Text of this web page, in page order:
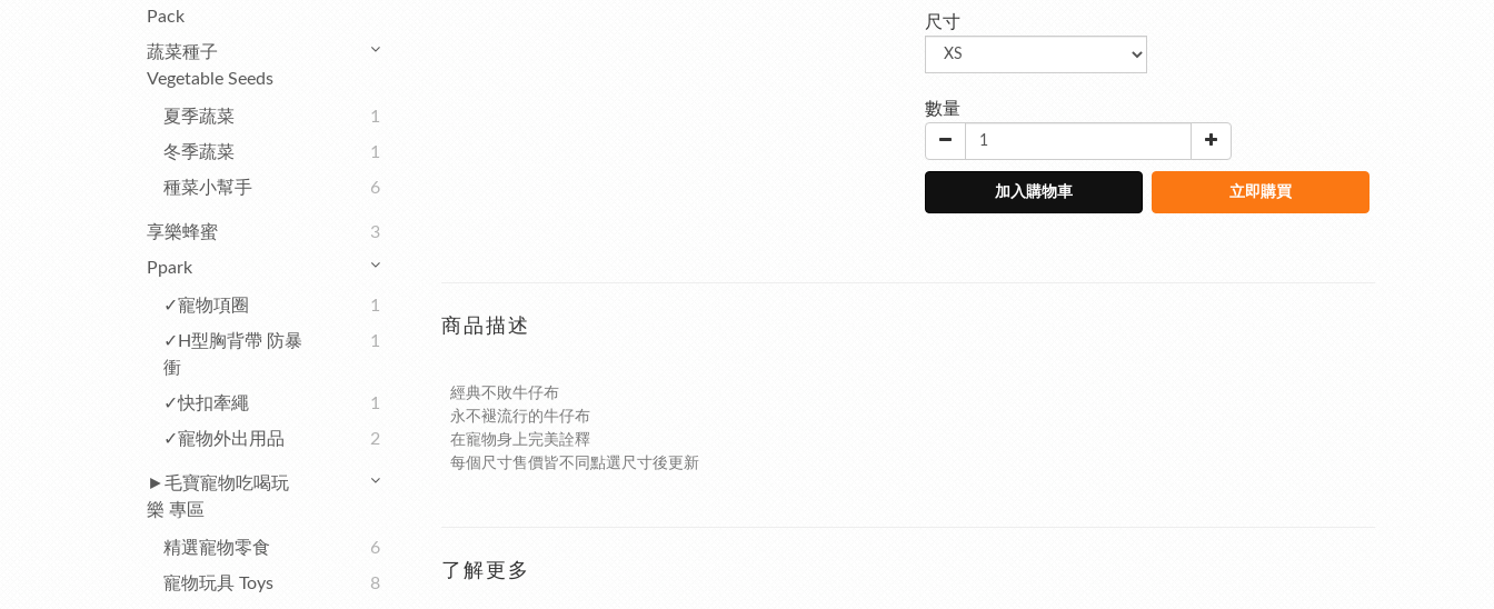
Pack
蔬菜種子
Vegetable Seeds
夏季蔬菜
1
冬季蔬菜
1
種菜小幫手
6
享樂蜂蜜
3
Ppark
✓寵物項圈
1
✓H型胸背帶 防暴
衝
1
✓快扣牽繩
1
✓寵物外出用品
2
►毛寶寵物吃喝玩
樂 專區
精選寵物零食
6
寵物玩具 Toys
8
尺寸
數量
加入購物車 立即購買
商品描述
經典不敗牛仔布
永不褪流行的牛仔布
在寵物身上完美詮釋
每個尺寸售價皆不同點選尺寸後更新
了解更多